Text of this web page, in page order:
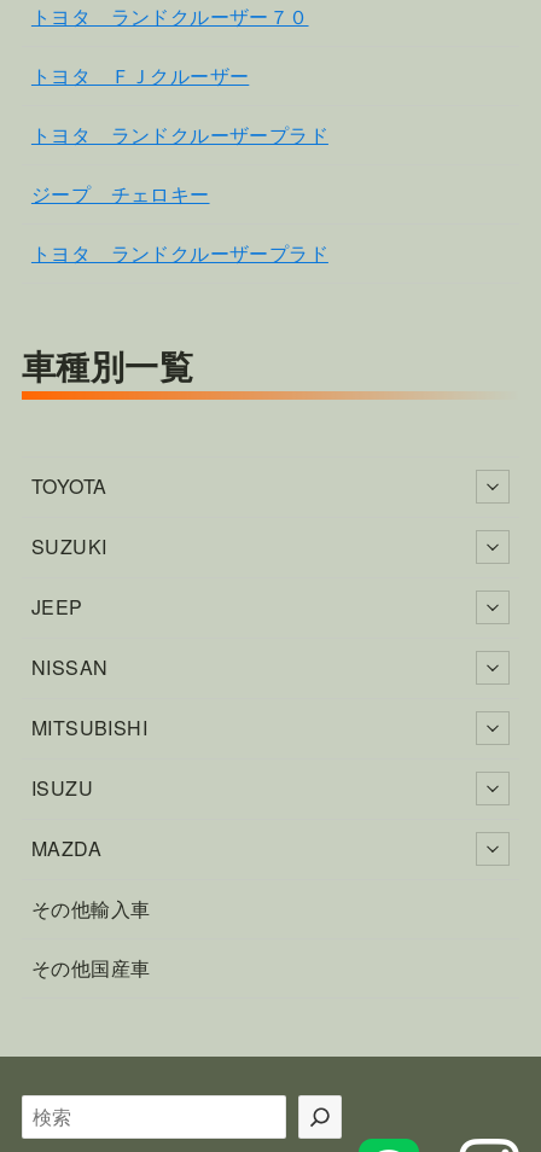
トヨタ ランドクルーザー７０
トヨタ ＦＪクルーザー
トヨタ ランドクルーザープラド
ジープ チェロキー
トヨタ ランドクルーザープラド
車種別一覧
TOYOTA
SUZUKI
JEEP
NISSAN
MITSUBISHI
ISUZU
MAZDA
その他輸入車
その他国産車
検
索